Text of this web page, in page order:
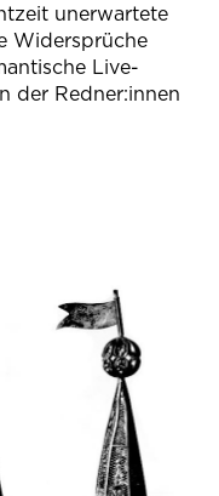
unerwartete
Widersprüche
Live-
der Redner:innen